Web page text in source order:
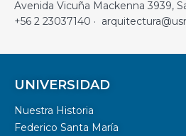
Avenida Vicuña Mackenna 3939,
+56 2 23037140 ·
UNIVERSIDAD
Nuestra Historia
Federico Santa María